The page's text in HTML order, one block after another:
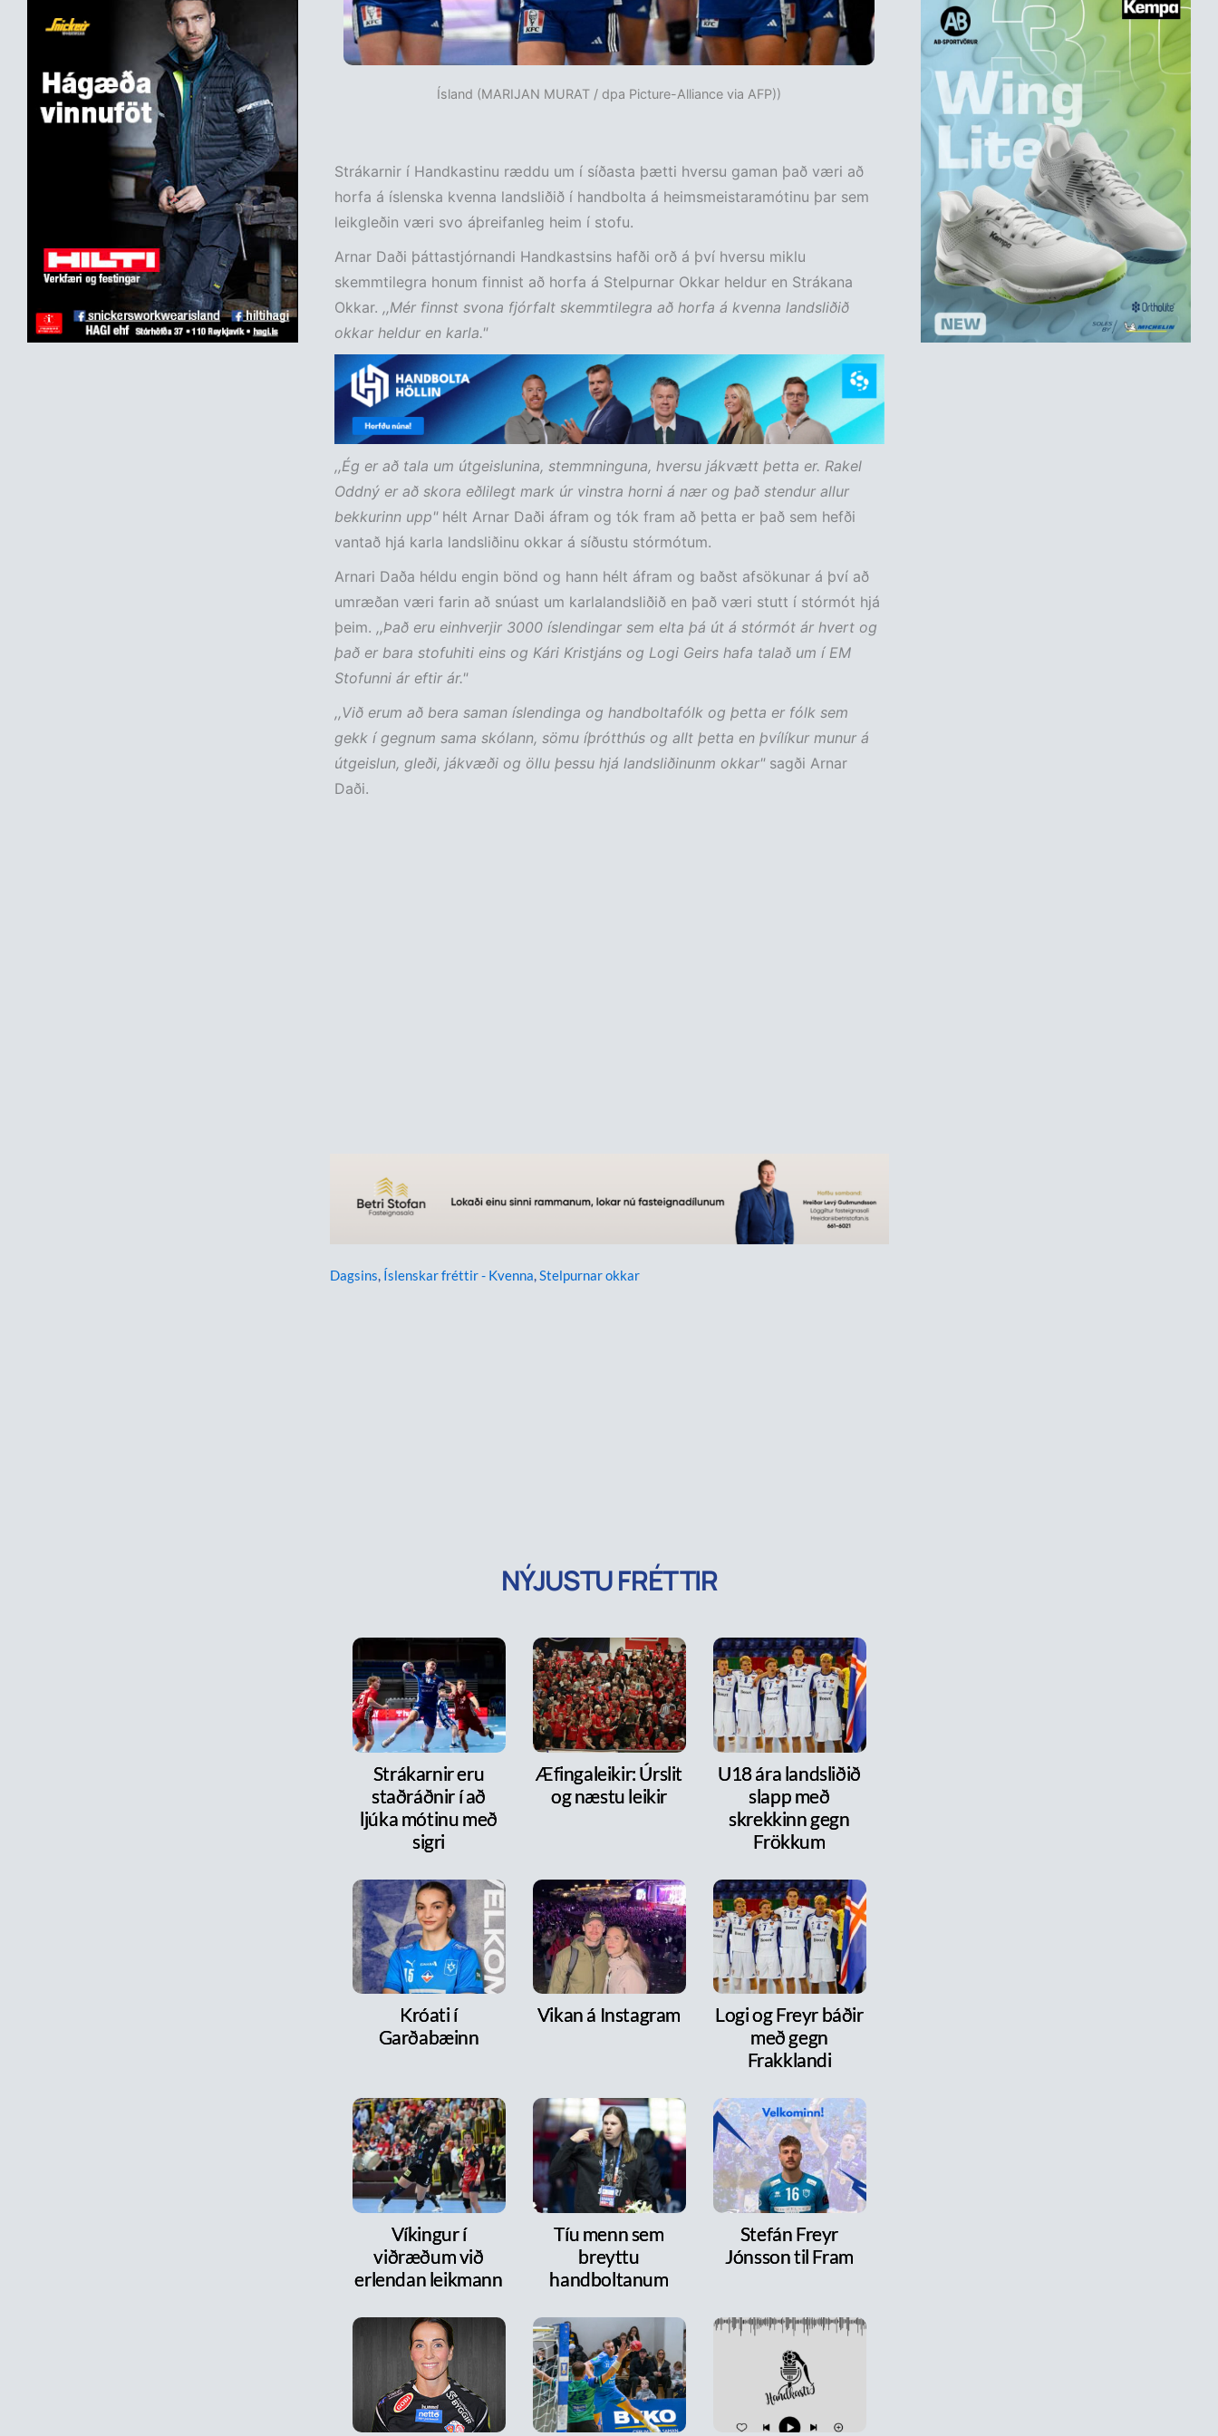
Ísland (MARIJAN MURAT / dpa Picture-Alliance via AFP))
Strákarnir í Handkastinu ræddu um í síðasta þætti hversu gaman það væri að
horfa á íslenska kvenna landsliðið í handbolta á heimsmeistaramótinu þar sem
leikgleðin væri svo áþreifanleg heim í stofu.
Arnar Daði þáttastjórnandi Handkastsins hafði orð á því hversu miklu
skemmtilegra honum finnist að horfa á Stelpurnar Okkar heldur en Strákana
Okkar. ,,Mér finnst svona fjórfalt skemmtilegra að horfa á kvenna landsliðið
okkar heldur en karla."
,,Ég er að tala um útgeislunina, stemmninguna, hversu jákvætt þetta er. Rakel
Oddný er að skora eðlilegt mark úr vinstra horni á nær og það stendur allur
bekkurinn upp"hélt Arnar Daði áfram og tók fram að þetta er það sem hefði
vantað hjá karla landsliðinu okkar á síðustu stórmótum.
Arnari Daða héldu engin bönd og hann hélt áfram og baðst afsökunar á því að
umræðan væri farin að snúast um karlalandsliðið en það væri stutt í stórmót hjá
þeim. ,,Það eru einhverjir 3000 íslendingar sem elta þá út á stórmót ár hvert og
það er bara stofuhiti eins og Kári Kristjáns og Logi Geirs hafa talað um í EM
Stofunni ár eftir ár."
,,Við erum að bera saman íslendinga og handboltafólk og þetta er fólk sem
gekk í gegnum sama skólann, sömu íþrótthús og allt þetta en þvílíkur munur á
útgeislun, gleði, jákvæði og öllu þessu hjá landsliðinunm okkar"sagði Arnar
Daði.
Dagsins, Íslenskar fréttir - Kvenna,Stelpurnar okkar
NÝJUSTU FRÉTTIR
Strákarnir eru
staðráðnir í að
ljúka mótinu með
sigri
Æfingaleikir: Úrslit
og næstu leikir
U18 ára landsliðið
slapp með
skrekkinn gegn
Frökkum
Króati í
Garðabæinn
Vikan á Instagram
Logi og Freyr báðir
með gegn
Frakklandi
Víkingur í
viðræðum við
erlendan leikmann
Tíu menn sem
breyttu
handboltanum
Stefán Freyr
Jónsson til Fram